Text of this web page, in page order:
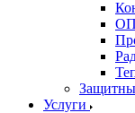
Услуги